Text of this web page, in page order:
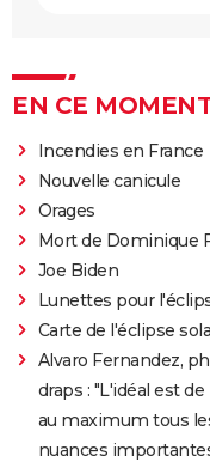
EN CE
Incendies en France
Nouvelle canicule
Orages
Mort de Dominique
Joe Biden
Lunettes pour
Carte de l'éclipse
Alvaro Fernandez,
draps : "L'idéal est
au maximum tous
nuances